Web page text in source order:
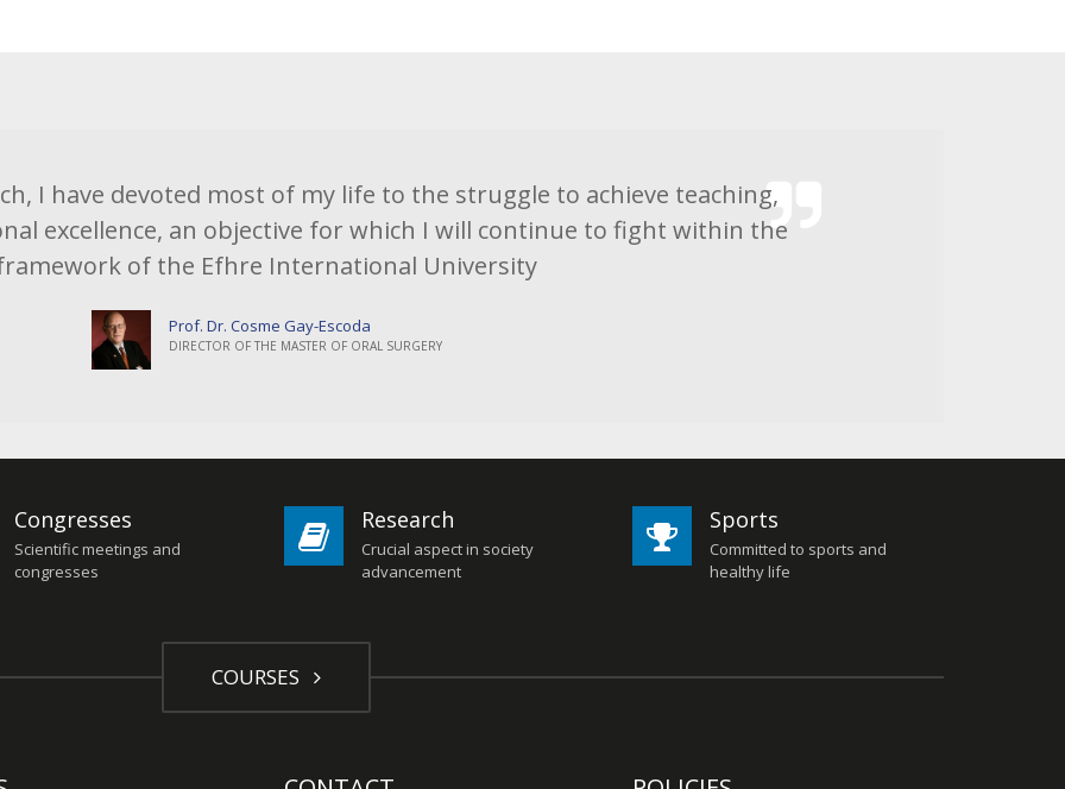
Clínica
ofrece las
tratamiento
I have devoted most of my life to the struggle to achieve teaching,
excellence, an objective for which I will continue to fight within the
of the Efhre International University
Prof. Dr. Cosme Gay-Escoda
DIRECTOR OF THE MASTER OF ORAL SURGERY
Congresses
Scientific meetings and
congresses
Research
Crucial aspect in society
advancement
Sports
Committed to sports and
healthy life
COURSES